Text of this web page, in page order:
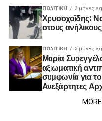
ΠΟΛΙΤΙΚΉ 3 μήνες
Χρυσοχοΐδης:
στους
ΠΟΛΙΤΙΚΉ 3 μήνες
Μαρία
αξιωματική
συμφωνία για
Ανεξάρτητες